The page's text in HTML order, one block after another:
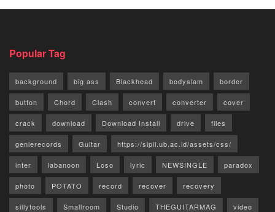
Popular Tag
background big ass Blackhead bodyslam border
button Chord Clash convert converter cover
crack download Download Install drive files
genierecords Guitar https://sipil.ub.ac.id/assets/css/
inter labanoon Loso lyric NEWSINGLE paradox
photo POTATO record recover recovery
sillyfools Smallroom Studio THEGUITARMAG video